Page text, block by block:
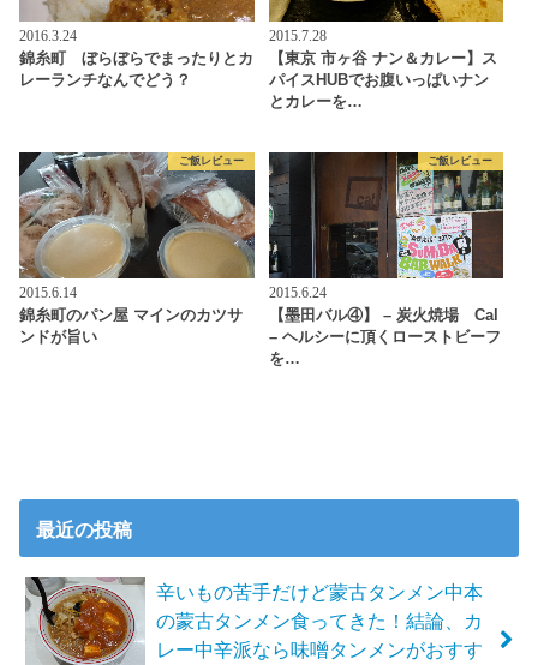
2016.3.24
錦糸町 ぼらぼらでまったりとカ
レーランチなんでどう？
2015.7.28
【東京 市ヶ谷 ナン＆カレー】ス
パイスHUBでお腹いっぱいナン
とカレーを…
ご飯レビュー
2015.6.14
錦糸町のパン屋 マインのカツサ
ンドが旨い
ご飯レビュー
2015.6.24
【墨田バル④】 – 炭火焼場 Cal
– ヘルシーに頂くローストビーフ
を…
最近の投稿
辛いもの苦手だけど蒙古タンメン中本
の蒙古タンメン食ってきた！結論、カ
レー中辛派なら味噌タンメンがおすす